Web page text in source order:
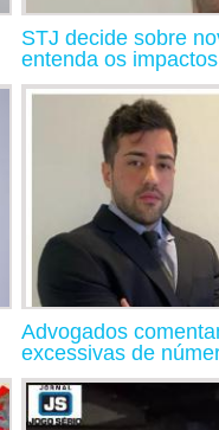
STJ decide sobre
entenda os impactos
Advogados
excessivas de